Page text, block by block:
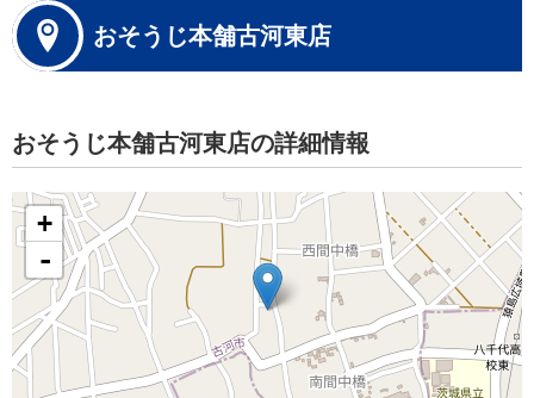
おそうじ本舗古河東店
おそうじ本舗古河東店の詳細情報
+
-